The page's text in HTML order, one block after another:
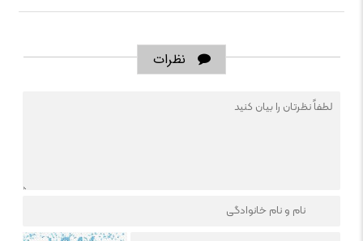
نظرات